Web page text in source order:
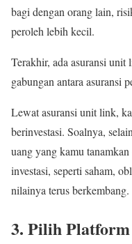
bagi dengan orang lain,
peroleh lebih kecil.
Terakhir, ada asuransi
gabungan antara asuransi
Lewat asuransi unit link,
berinvestasi. Soalnya,
uang yang kamu
investasi, seperti saham,
nilainya terus berkembang.
3. Pilih Platform